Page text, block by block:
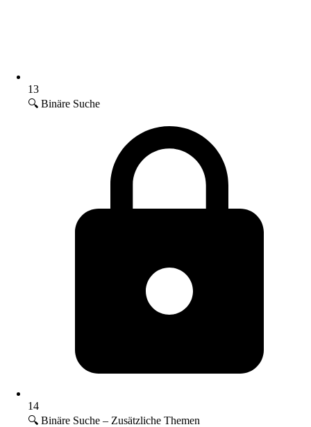
13
🔍 Binäre Suche
14
🔍 Binäre Suche – Zusätzliche Themen